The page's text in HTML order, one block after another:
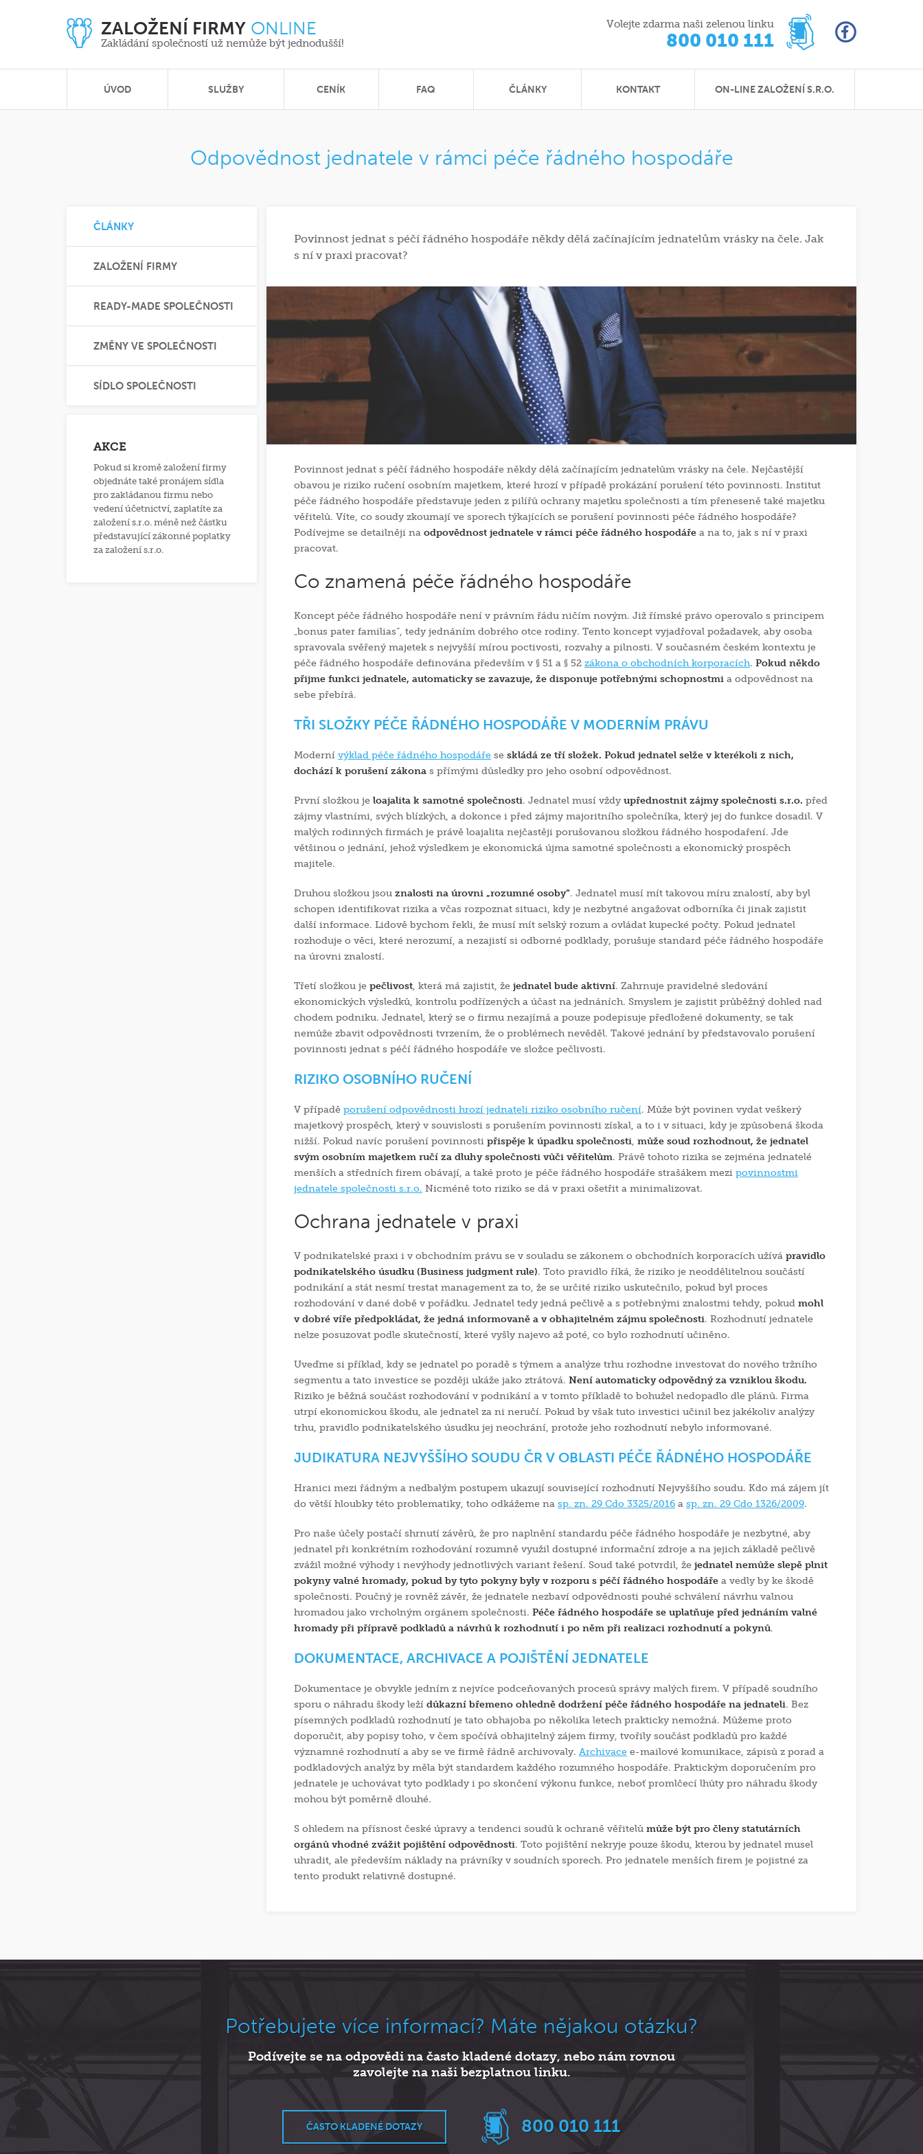
ZALOŽENÍ FIRMY ONLINE
Zakládání společností už nemůže být jednodušší!
Volejte zdarma naši zelenou linku
800 010 111
ÚVOD SLUŽBY CENÍK FAQ ČLÁNKY KONTAKT ON-LINE ZALOŽENÍ S.R.O.
Odpovědnost jednatele v rámci péče řádného hospodáře
Povinnost jednat s péčí řádného hospodáře někdy dělá začínajícím jednatelům vrásky na čele. Jak
s ní v praxi pracovat?
Povinnost jednat s péčí řádného hospodáře někdy dělá začínajícím jednatelům vrásky na čele. Nejčastější
obavou je riziko ručení osobním majetkem, které hrozí v případě prokázání porušení této povinnosti. Institut
péče řádného hospodáře představuje jeden z pilířů ochrany majetku společnosti a tím přeneseně také majetku
věřitelů. Víte, co soudy zkoumají ve sporech týkajících se porušení povinnosti péče řádného hospodáře?
Podívejme se detailněji na odpovědnost jednatele v rámci péče řádného hospodáře a na to, jak s ní v praxi
pracovat.
Co znamená péče řádného hospodáře
Koncept péče řádného hospodáře není v právním řádu ničím novým. Již římské právo operovalo s principem
„bonus pater familias“, tedy jednáním dobrého otce rodiny. Tento koncept vyjadřoval požadavek, aby osoba
spravovala svěřený majetek s nejvyšší mírou poctivosti, rozvahy a pilnosti. V současném českém kontextu je
péče řádného hospodáře definována především v § 51 a § 52 zákona o obchodních korporacích. Pokud někdo
přijme funkci jednatele, automaticky se zavazuje, že disponuje potřebnými schopnostmi a odpovědnost na
sebe přebírá.
TŘI SLOŽKY PÉČE ŘÁDNÉHO HOSPODÁŘE V MODERNÍM PRÁVU
Moderní výklad péče řádného hospodáře se skládá ze tří složek. Pokud jednatel selže v kterékoli z nich,
dochází k porušení zákona s přímými důsledky pro jeho osobní odpovědnost.
První složkou je loajalita k samotné společnosti. Jednatel musí vždy upřednostnit zájmy společnosti s.r.o. před
zájmy vlastními, svých blízkých, a dokonce i před zájmy majoritního společníka, který jej do funkce dosadil. V
malých rodinných firmách je právě loajalita nejčastěji porušovanou složkou řádného hospodaření. Jde
většinou o jednání, jehož výsledkem je ekonomická újma samotné společnosti a ekonomický prospěch
majitele.
Druhou složkou jsou znalosti na úrovni „rozumné osoby“. Jednatel musí mít takovou míru znalostí, aby byl
schopen identifikovat rizika a včas rozpoznat situaci, kdy je nezbytné angažovat odborníka či jinak zajistit
další informace. Lidově bychom řekli, že musí mít selský rozum a ovládat kupecké počty. Pokud jednatel
rozhoduje o věci, které nerozumí, a nezajistí si odborné podklady, porušuje standard péče řádného hospodáře
na úrovni znalostí.
Třetí složkou je pečlivost, která má zajistit, že jednatel bude aktivní. Zahrnuje pravidelné sledování
ekonomických výsledků, kontrolu podřízených a účast na jednáních. Smyslem je zajistit průběžný dohled nad
chodem podniku. Jednatel, který se o firmu nezajímá a pouze podepisuje předložené dokumenty, se tak
nemůže zbavit odpovědnosti tvrzením, že o problémech nevěděl. Takové jednání by představovalo porušení
povinnosti jednat s péčí řádného hospodáře ve složce pečlivosti.
RIZIKO OSOBNÍHO RUČENÍ
V případě porušení odpovědnosti hrozí jednateli riziko osobního ručení. Může být povinen vydat veškerý
majetkový prospěch, který v souvislosti s porušením povinnosti získal, a to i v situaci, kdy je způsobená škoda
nižší. Pokud navíc porušení povinnosti přispěje k úpadku společnosti, může soud rozhodnout, že jednatel
svým osobním majetkem ručí za dluhy společnosti vůči věřitelům. Právě tohoto rizika se zejména jednatelé
menších a středních firem obávají, a také proto je péče řádného hospodáře strašákem mezi povinnostmi
jednatele společnosti s.r.o. Nicméně toto riziko se dá v praxi ošetřit a minimalizovat.
Ochrana jednatele v praxi
V podnikatelské praxi i v obchodním právu se v souladu se zákonem o obchodních korporacích užívá pravidlo
podnikatelského úsudku (Business judgment rule). Toto pravidlo říká, že riziko je neoddělitelnou součástí
podnikání a stát nesmí trestat management za to, že se určité riziko uskutečnilo, pokud byl proces
rozhodování v dané době v pořádku. Jednatel tedy jedná pečlivě a s potřebnými znalostmi tehdy, pokud mohl
v dobré víře předpokládat, že jedná informovaně a v obhajitelném zájmu společnosti. Rozhodnutí jednatele
nelze posuzovat podle skutečností, které vyšly najevo až poté, co bylo rozhodnutí učiněno.
Uveďme si příklad, kdy se jednatel po poradě s týmem a analýze trhu rozhodne investovat do nového tržního
segmentu a tato investice se později ukáže jako ztrátová. Není automaticky odpovědný za vzniklou škodu.
Riziko je běžná součást rozhodování v podnikání a v tomto příkladě to bohužel nedopadlo dle plánů. Firma
utrpí ekonomickou škodu, ale jednatel za ni neručí. Pokud by však tuto investici učinil bez jakékoliv analýzy
trhu, pravidlo podnikatelského úsudku jej neochrání, protože jeho rozhodnutí nebylo informované.
JUDIKATURA NEJVYŠŠÍHO SOUDU ČR V OBLASTI PÉČE ŘÁDNÉHO HOSPODÁŘE
Hranici mezi řádným a nedbalým postupem ukazují související rozhodnutí Nejvyššího soudu. Kdo má zájem jít
do větší hloubky této problematiky, toho odkážeme na sp. zn. 29 Cdo 3325/2016 a sp. zn. 29 Cdo 1326/2009.
Pro naše účely postačí shrnutí závěrů, že pro naplnění standardu péče řádného hospodáře je nezbytné, aby
jednatel při konkrétním rozhodování rozumně využil dostupné informační zdroje a na jejich základě pečlivě
zvážil možné výhody i nevýhody jednotlivých variant řešení. Soud také potvrdil, že jednatel nemůže slepě plnit
pokyny valné hromady, pokud by tyto pokyny byly v rozporu s péčí řádného hospodáře a vedly by ke škodě
společnosti. Poučný je rovněž závěr, že jednatele nezbaví odpovědnosti pouhé schválení návrhu valnou
hromadou jako vrcholným orgánem společnosti. Péče řádného hospodáře se uplatňuje před jednáním valné
hromady při přípravě podkladů a návrhů k rozhodnutí i po něm při realizaci rozhodnutí a pokynů.
DOKUMENTACE, ARCHIVACE A POJIŠTĚNÍ JEDNATELE
Dokumentace je obvykle jedním z nejvíce podceňovaných procesů správy malých firem. V případě soudního
sporu o náhradu škody leží důkazní břemeno ohledně dodržení péče řádného hospodáře na jednateli. Bez
písemných podkladů rozhodnutí je tato obhajoba po několika letech prakticky nemožná. Můžeme proto
doporučit, aby popisy toho, v čem spočívá obhajitelný zájem firmy, tvořily součást podkladů pro každé
významné rozhodnutí a aby se ve firmě řádně archivovaly. Archivace e-mailové komunikace, zápisů z porad a
podkladových analýz by měla být standardem každého rozumného hospodáře. Praktickým doporučením pro
jednatele je uchovávat tyto podklady i po skončení výkonu funkce, neboť promlčecí lhůty pro náhradu škody
mohou být poměrně dlouhé.
S ohledem na přísnost české úpravy a tendenci soudů k ochraně věřitelů může být pro členy statutárních
orgánů vhodné zvážit pojištění odpovědnosti. Toto pojištění nekryje pouze škodu, kterou by jednatel musel
uhradit, ale především náklady na právníky v soudních sporech. Pro jednatele menších firem je pojistné za
tento produkt relativně dostupné.
ČLÁNKY
ZALOŽENÍ FIRMY
READY-MADE SPOLEČNOSTI
ZMĚNY VE SPOLEČNOSTI
SÍDLO SPOLEČNOSTI
AKCE
Pokud si kromě založení firmy
objednáte také pronájem sídla
pro zakládanou firmu nebo
vedení účetnictví, zaplatíte za
založení s.r.o. méně než částku
představující zákonné poplatky
za založení s.r.o.
Potřebujete více informací? Máte nějakou otázku?
Podívejte se na odpovědi na často kladené dotazy, nebo nám rovnou
zavolejte na naši bezplatnou linku.
ČASTO KLADENÉ DOTAZY 800 010 111